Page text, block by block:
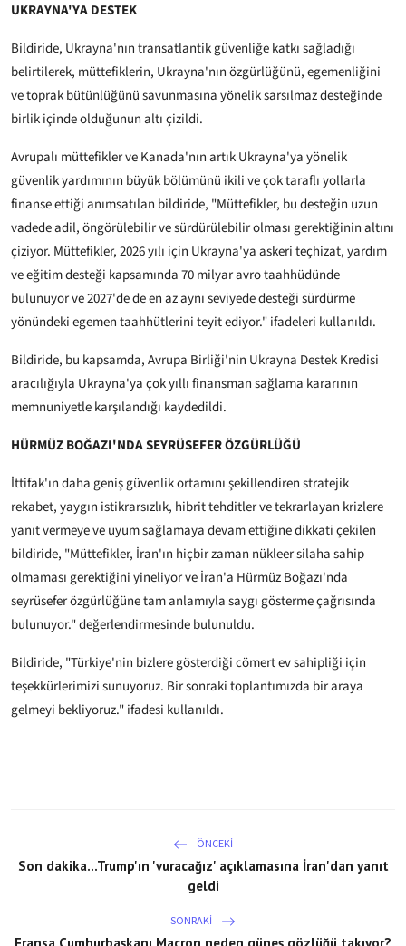
UKRAYNA'YA DESTEK
Bildiride, Ukrayna'nın transatlantik güvenliğe katkı sağladığı
belirtilerek, müttefiklerin, Ukrayna'nın özgürlüğünü, egemenliğini
ve toprak bütünlüğünü savunmasına yönelik sarsılmaz desteğinde
birlik içinde olduğunun altı çizildi.
Avrupalı müttefikler ve Kanada'nın artık Ukrayna'ya yönelik
güvenlik yardımının büyük bölümünü ikili ve çok taraflı yollarla
finanse ettiği anımsatılan bildiride, "Müttefikler, bu desteğin uzun
vadede adil, öngörülebilir ve sürdürülebilir olması gerektiğinin altını
çiziyor. Müttefikler, 2026 yılı için Ukrayna'ya askeri teçhizat, yardım
ve eğitim desteği kapsamında 70 milyar avro taahhüdünde
bulunuyor ve 2027'de de en az aynı seviyede desteği sürdürme
yönündeki egemen taahhütlerini teyit ediyor." ifadeleri kullanıldı.
Bildiride, bu kapsamda, Avrupa Birliği'nin Ukrayna Destek Kredisi
aracılığıyla Ukrayna'ya çok yıllı finansman sağlama kararının
memnuniyetle karşılandığı kaydedildi.
HÜRMÜZ BOĞAZI'NDA SEYRÜSEFER ÖZGÜRLÜĞÜ
İttifak'ın daha geniş güvenlik ortamını şekillendiren stratejik
rekabet, yaygın istikrarsızlık, hibrit tehditler ve tekrarlayan krizlere
yanıt vermeye ve uyum sağlamaya devam ettiğine dikkati çekilen
bildiride, "Müttefikler, İran'ın hiçbir zaman nükleer silaha sahip
olmaması gerektiğini yineliyor ve İran'a Hürmüz Boğazı'nda
seyrüsefer özgürlüğüne tam anlamıyla saygı gösterme çağrısında
bulunuyor." değerlendirmesinde bulunuldu.
Bildiride, "Türkiye'nin bizlere gösterdiği cömert ev sahipliği için
teşekkürlerimizi sunuyoruz. Bir sonraki toplantımızda bir araya
gelmeyi bekliyoruz." ifadesi kullanıldı.
ÖNCEKI
Son dakika...Trump'ın 'vuracağız' açıklamasına İran'dan yanıt
geldi
SONRAKI